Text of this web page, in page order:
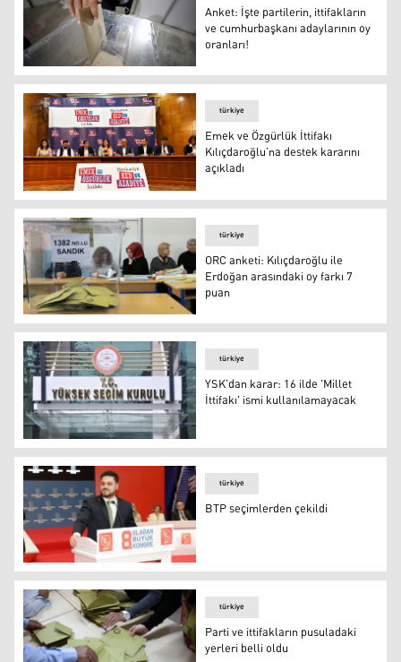
Anket: İşte partilerin, ittifakların ve cumhurbaşkanı
Anket: İşte partilerin, ittifakların
ve cumhurbaşkanı adaylarının oy
oranları!
Emek ve Özgürlük İttifakı
türkiye
Emek ve Özgürlük İttifakı
Kılıçdaroğlu’na destek kararını
açıkladı
ORC anketi: Kılıçdaroğlu ile Erdoğan arasındaki oy farkı
türkiye
ORC anketi: Kılıçdaroğlu ile
Erdoğan arasındaki oy farkı 7
puan
YSK’dan karar: 16 ilde 'Millet İttifakı' ismi
türkiye
YSK’dan karar: 16 ilde 'Millet
İttifakı' ismi kullanılamayacak
BTP seçimlerden çekildi
türkiye
BTP seçimlerden çekildi
türkiye
Parti ve ittifakların pusuladaki
yerleri belli oldu